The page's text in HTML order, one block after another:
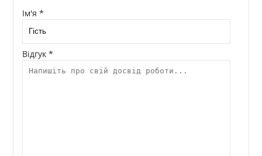
Ім'я *
Відгук *